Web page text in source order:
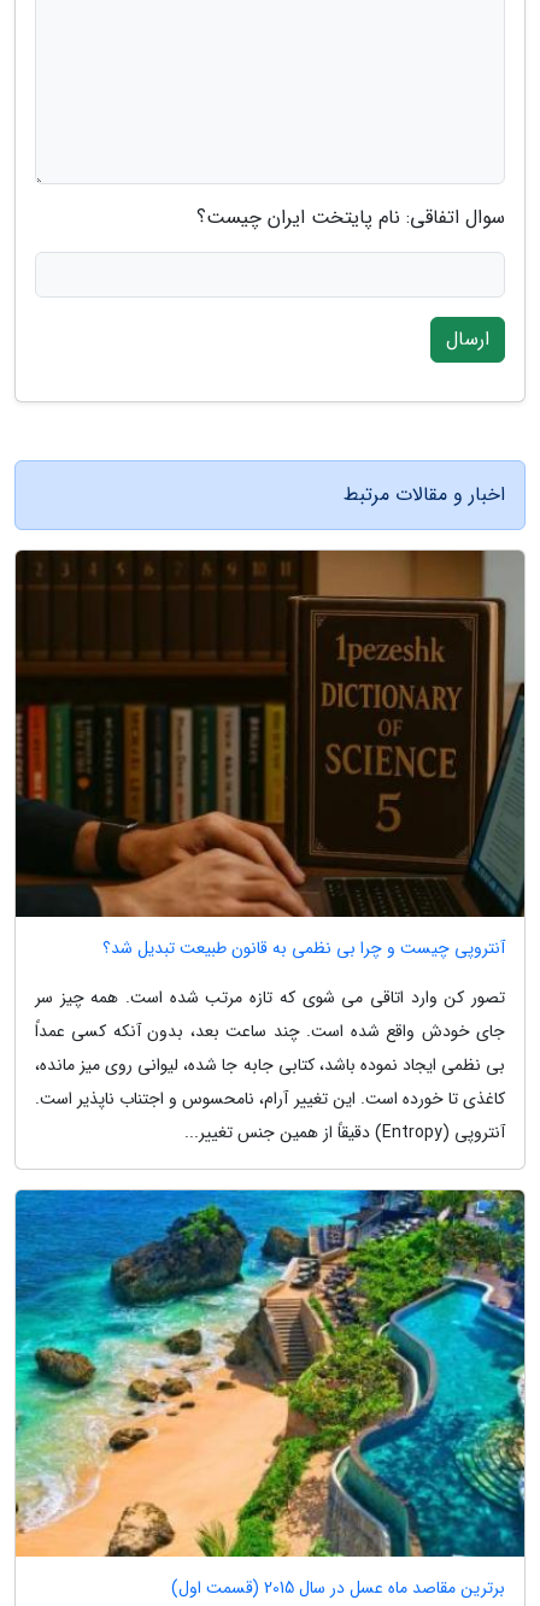
سوال اتفاقی: نام پایتخت ایران چیست؟
ارسال
اخبار و مقالات مرتبط
آنتروپی چیست و چرا بی نظمی به قانون طبیعت تبدیل شد؟
تصور کن وارد اتاقی می شوی که تازه مرتب شده است. همه چیز سر
جای خودش واقع شده است. چند ساعت بعد، بدون آنکه کسی عمداً
بی نظمی ایجاد نموده باشد، کتابی جابه جا شده، لیوانی روی میز مانده،
کاغذی تا خورده است. این تغییر آرام، نامحسوس و اجتناب ناپذیر است.
آنتروپی (Entropy) دقیقاً از همین جنس تغییر...
برترین مقاصد ماه عسل در سال 2015 (قسمت اول)